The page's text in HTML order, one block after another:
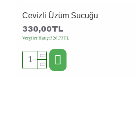
Cevizli Üzüm Sucuğu
330,00TL
Vergiler Hariç:326,73TL